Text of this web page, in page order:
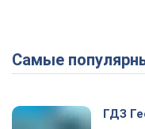
Самые
ГДЗ